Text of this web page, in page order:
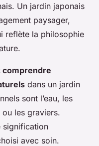
Un jardin japonais
paysager,
reflète la philosophie
comprendre
dans un jardin
sont l’eau, les
les graviers.
signification
avec soin.